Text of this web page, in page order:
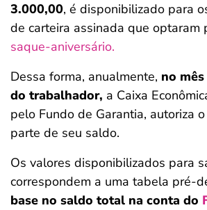
3.000,00, é disponibilizado para
de carteira assinada que optaram
saque-aniversário.
Dessa forma, anualmente, no
do trabalhador, a Caixa
pelo Fundo de Garantia, autoriza
parte de seu saldo.
Os valores disponibilizados para
correspondem a uma tabela pré-
base no saldo total na conta do